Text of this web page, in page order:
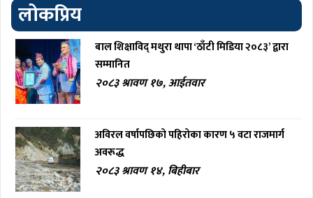
लोकप्रिय
बाल शिक्षाविद् मथुरा थापा ‘ठाँटी मिडिया २०८३’ द्वारा
सम्मानित
२०८३ श्रावण १७, आईतवार
अविरल वर्षापछिको पहिरोका कारण ५ वटा राजमार्ग
अवरूद्ध
२०८३ श्रावण १४, बिहीबार